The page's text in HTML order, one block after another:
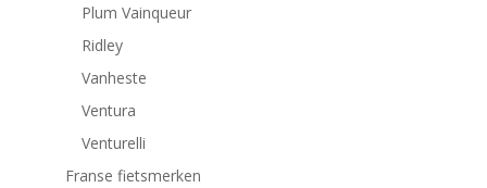
Plum Vainqueur
Ridley
Vanheste
Ventura
Venturelli
Franse fietsmerken